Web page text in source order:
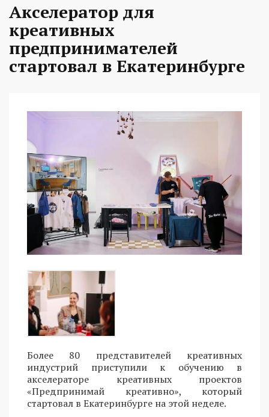
Акселератор для
креативных
предпринимателей
стартовал в Екатеринбурге
Более 80 представителей креативных
индустрий приступили к обучению в
акселераторе креативных проектов
«Предпринимай креативно», который
стартовал в Екатеринбурге на этой неделе.